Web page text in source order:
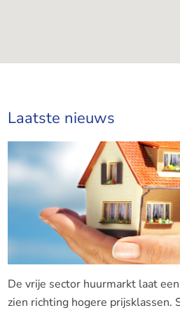
Laatste nieuws
De vrije sector huurmarkt laat
zien richting hogere prijsklassen.